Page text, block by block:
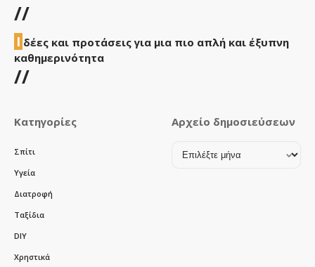
//
Ι δέες και προτάσεις για μια πιο απλή και έξυπνη
καθημερινότητα
//
Κατηγορίες
Σπίτι
Υγεία
Διατροφή
Ταξίδια
DIY
Χρηστικά
Αρχείο δημοσιεύσεων
Αρχείο